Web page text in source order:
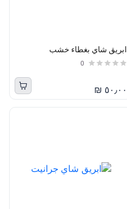
ابريق شاي بغطاء خشب
0
٥٠٫٠٠ ₪